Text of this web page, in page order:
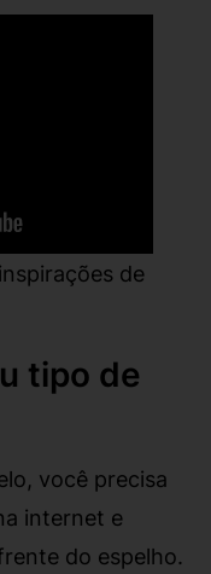
de
tipo de
você precisa
internet e
do espelho.